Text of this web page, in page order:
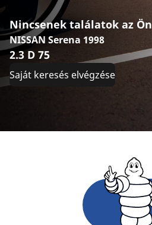
Nincsenek találatok az Ön
NISSAN Serena 1998
2.3 D 75
Saját keresés elvégzése